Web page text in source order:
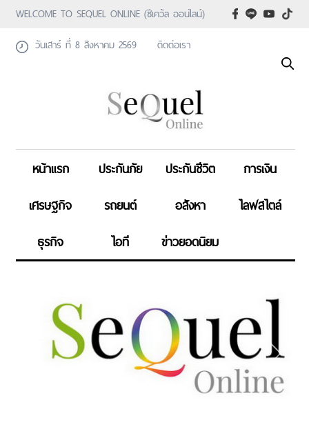
WELCOME TO SEQUEL ONLINE (ซีเคว้ล ออนไลน์)
วันเสาร์ ที่ 8 สิงหาคม 2569
ติดต่อเรา
หน้าแรก ประกันภัย ประกันชีวิต
การเงิน
เศรษฐกิจ
รถยนต์ อสังหา
ไลฟสไตล์
ธุรกิจ
ไอที ข่าวยอดนิยม